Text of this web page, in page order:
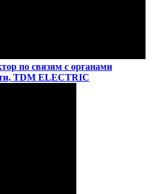
по связям с органами
TDM ELECTRIC